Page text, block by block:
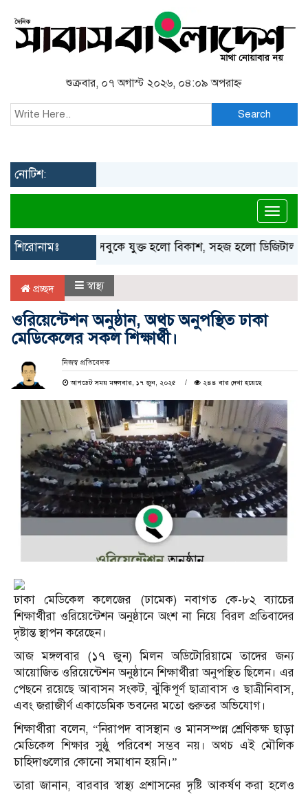
শুক্রবার, ০৭ অগাস্ট ২০২৬, ০৪:০৯ অপরাহ্ন
Search
নোটিশ:
শিরোনামঃ ফেসবুকে যুক্ত হলো বিকাশ, সহজ হলো ডিজিটাল পেমেন্ট
প্রচ্ছদ স্বাস্থ্য
ওরিয়েন্টেশন অনুষ্ঠান, অথচ অনুপস্থিত ঢাকা
মেডিকেলের সকল শিক্ষার্থী।
নিজস্ব প্রতিবেদক
আপডেট সময় মঙ্গলবার, ১৭ জুন, ২০২৫ ২৪৪ বার দেখা হয়েছে
ঢাকা মেডিকেল কলেজের (ঢামেক) নবাগত কে-৮২ ব্যাচের
শিক্ষার্থীরা ওরিয়েন্টেশন অনুষ্ঠানে অংশ না নিয়ে বিরল প্রতিবাদের
দৃষ্টান্ত স্থাপন করেছেন।
আজ মঙ্গলবার (১৭ জুন) মিলন অডিটোরিয়ামে তাদের জন্য
আয়োজিত ওরিয়েন্টেশন অনুষ্ঠানে শিক্ষার্থীরা অনুপস্থিত ছিলেন। এর
পেছনে রয়েছে আবাসন সংকট, ঝুঁকিপূর্ণ ছাত্রাবাস ও ছাত্রীনিবাস,
এবং জরাজীর্ণ একাডেমিক ভবনের মতো গুরুতর অভিযোগ।
শিক্ষার্থীরা বলেন, “নিরাপদ বাসস্থান ও মানসম্পন্ন শ্রেণিকক্ষ ছাড়া
মেডিকেল শিক্ষার সুষ্ঠু পরিবেশ সম্ভব নয়। অথচ এই মৌলিক
চাহিদাগুলোর কোনো সমাধান হয়নি।”
তারা জানান, বারবার স্বাস্থ্য প্রশাসনের দৃষ্টি আকর্ষণ করা হলেও